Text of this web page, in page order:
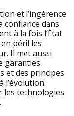
et l’ingérence
confiance dans
à la fois l’État
péril les
Il met aussi
garanties
et des principes
l’évolution
les technologies